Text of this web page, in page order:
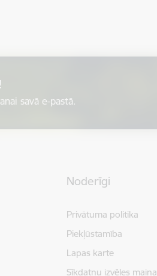
savā e-pastā.
Noderīgi
Privātuma politika
Piekļūstamība
Lapas karte
Sīkdatņu izvēles maiņa